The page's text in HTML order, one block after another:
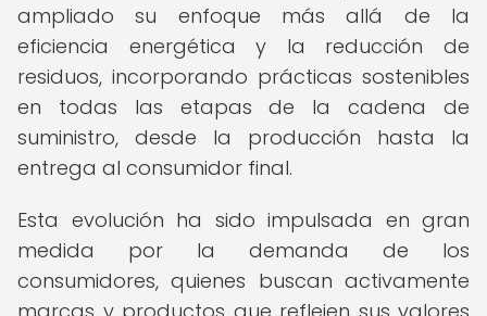
ampliado su enfoque más allá de la
eficiencia energética y la reducción de
residuos, incorporando prácticas sostenibles
en todas las etapas de la cadena de
suministro, desde la producción hasta la
entrega al consumidor final.
Esta evolución ha sido impulsada en gran
medida por la demanda de los
consumidores, quienes buscan activamente